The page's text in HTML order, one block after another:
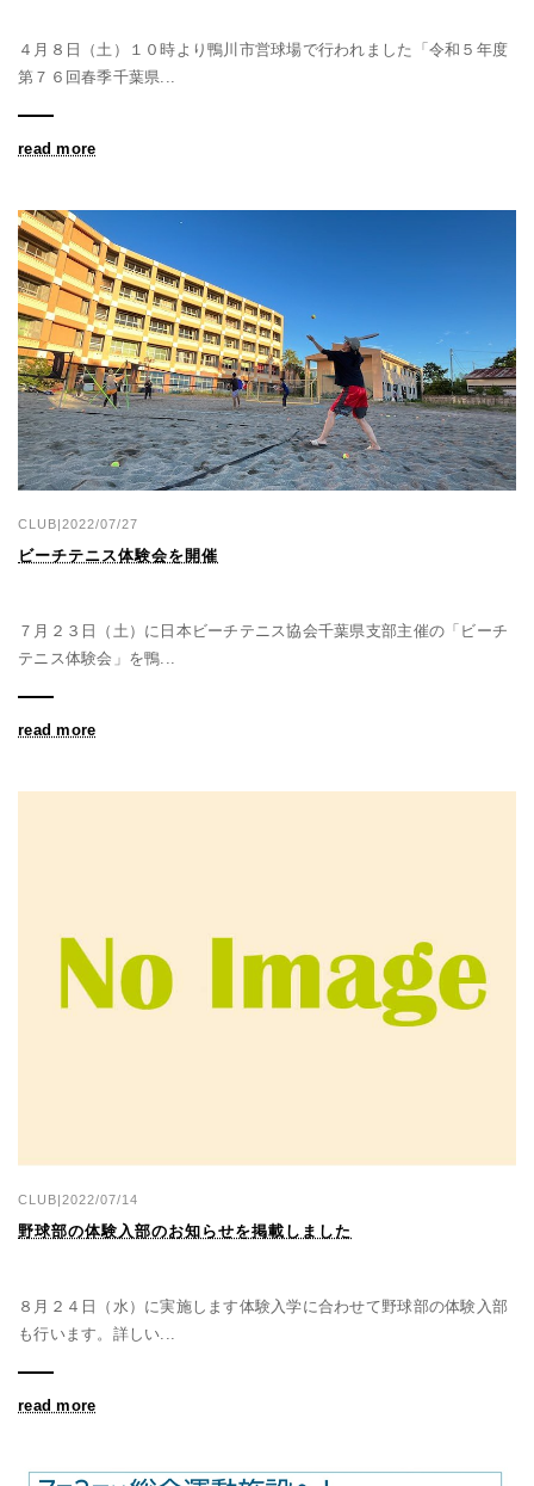
４月８日（土）１０時より鴨川市営球場で行われました「令和５年度
第７６回春季千葉県...
read more
CLUB|2022/07/27
ビーチテニス体験会を開催
７月２３日（土）に日本ビーチテニス協会千葉県支部主催の「ビーチ
テニス体験会」を鴨...
read more
CLUB|2022/07/14
野球部の体験入部のお知らせを掲載しました
８月２４日（水）に実施します体験入学に合わせて野球部の体験入部
も行います。詳しい...
read more